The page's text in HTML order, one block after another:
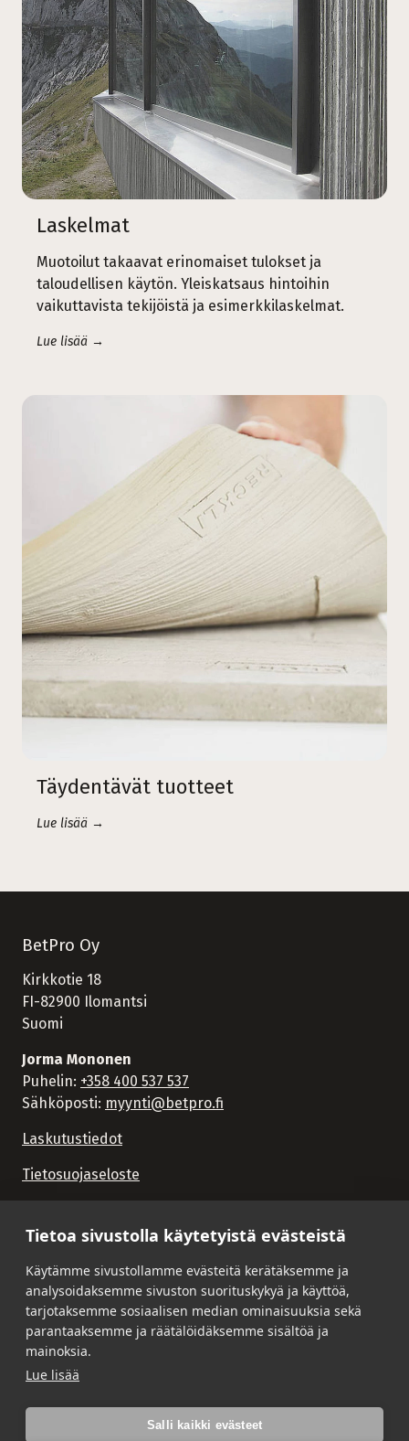
Tietoa sivustolla käytetyistä evästeistä
Käytämme sivustollamme evästeitä kerätäksemme ja
analysoidaksemme sivuston suorituskykyä ja käyttöä,
tarjotaksemme sosiaalisen median ominaisuuksia sekä
parantaaksemme ja räätälöidäksemme sisältöä ja
mainoksia.
Lue lisää
Salli kaikki evästeet
Laskelmat
Muotoilut takaavat erinomaiset tulokset ja
taloudellisen käytön. Yleiskatsaus hintoihin
vaikuttavista tekijöistä ja esimerkkilaskelmat.
Lue lisää →
Täydentävät tuotteet
Lue lisää →
BetPro Oy
Kirkkotie 18
FI-82900 Ilomantsi
Suomi
Jorma Mononen
Puhelin: +358 400 537 537
Sähköposti: myynti@betpro.fi
Laskutustiedot
Tietosuojaseloste